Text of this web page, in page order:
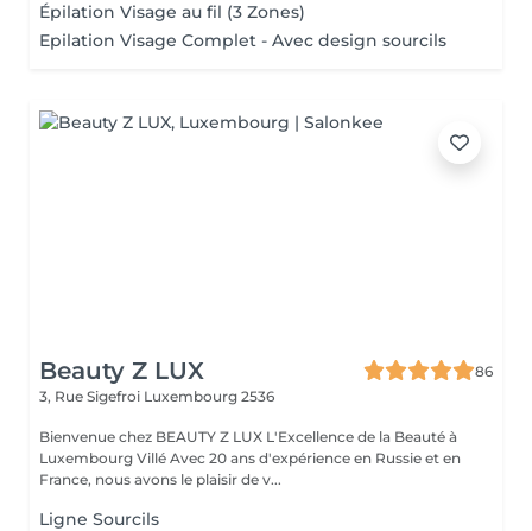
Épilation Visage au fil (3 Zones)
Epilation Visage Complet - Avec design sourcils
Beauty Z LUX
86
3, Rue Sigefroi Luxembourg 2536
Bienvenue chez BEAUTY Z LUX L'Excellence de la Beauté à
Luxembourg Villé Avec 20 ans d'expérience en Russie et en
France, nous avons le plaisir de v...
Ligne Sourcils